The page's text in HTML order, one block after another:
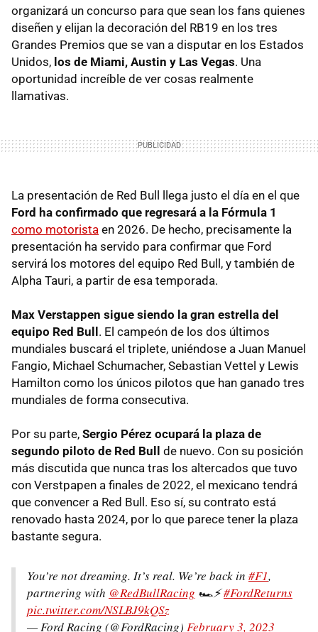
organizará un concurso para que sean los fans quienes
diseñen y elijan la decoración del RB19 en los tres
Grandes Premios que se van a disputar en los Estados
Unidos, los de Miami, Austin y Las Vegas. Una
oportunidad increíble de ver cosas realmente
llamativas.
La presentación de Red Bull llega justo el día en el que
Ford ha confirmado que regresará a la Fórmula 1
como motorista en 2026. De hecho, precisamente la
presentación ha servido para confirmar que Ford
servirá los motores del equipo Red Bull, y también de
Alpha Tauri, a partir de esa temporada.
Max Verstappen sigue siendo la gran estrella del
equipo Red Bull. El campeón de los dos últimos
mundiales buscará el triplete, uniéndose a Juan Manuel
Fangio, Michael Schumacher, Sebastian Vettel y Lewis
Hamilton como los únicos pilotos que han ganado tres
mundiales de forma consecutiva.
Por su parte, Sergio Pérez ocupará la plaza de
segundo piloto de Red Bull de nuevo. Con su posición
más discutida que nunca tras los altercados que tuvo
con Verstpapen a finales de 2022, el mexicano tendrá
que convencer a Red Bull. Eso sí, su contrato está
renovado hasta 2024, por lo que parece tener la plaza
bastante segura.
You’re not dreaming. It’s real. We’re back in #F1,
partnering with @RedBullRacing 🏎⚡️#FordReturns
pic.twitter.com/NSLBJ9kQSz
— Ford Racing (@FordRacing) February 3, 2023